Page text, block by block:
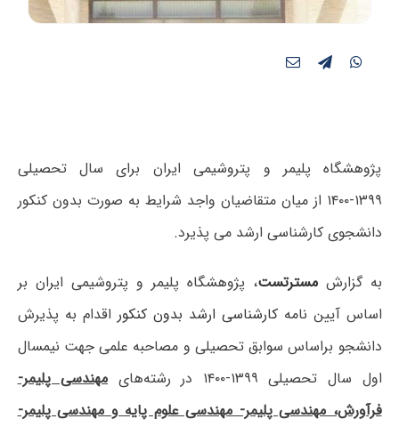
پژوهشگاه پلیمر و پتروشیمی ایران برای سال تحصیلی
۱۳۹۹-۱۴۰۰ از میان متقاضیان واجد شرایط به صورت بدون کنکور
دانشجوی کارشناسی ارشد می پذیرد.
به گزارشمسترتست، پژوهشگاه پلیمر و پتروشیمی ایران بر
اساس آیین نامهکارشناسی ارشد بدون کنکور اقدام به پذیرش
دانشجو براساس سوابق تحصیلی و مصاحبه علمی جهت نیمسال
اول سال تحصیلی ۱۳۹۹-۱۴۰۰ در رشته‌های
مهندسی پلیمر-
فرآورش، مهندسی پلیمر- مهندسی علوم پایه و مهندسی پلیمر-